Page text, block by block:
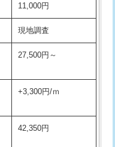
16,500円
3,300円
5,500円
11,000円
11,000円
現地調査
27,500円～
+3,300円/ｍ
42,350円